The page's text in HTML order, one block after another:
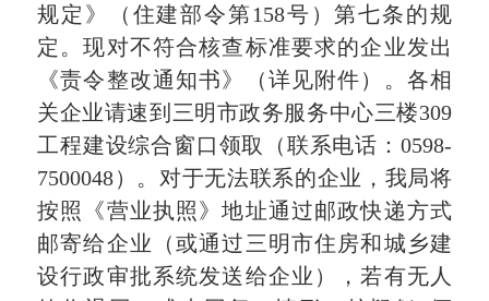
规定》（住建部令第158号）第七条的规
定。现对不符合核查标准要求的企业发出
《责令整改通知书》（详见附件）。各相
关企业请速到三明市政务服务中心三楼309
工程建设综合窗口领取（联系电话：0598-
7500048）。对于无法联系的企业，我局将
按照《营业执照》地址通过邮政快递方式
邮寄给企业（或通过三明市住房和城乡建
设行政审批系统发送给企业），若有无人